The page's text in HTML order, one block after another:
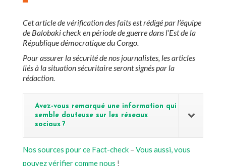
Cet article de vérification des faits est rédigé par l’équipe
de Balobaki check en période de guerre dans l’Est de la
République démocratique du Congo.
Pour assurer la sécurité de nos journalistes, les articles
liés à la situation sécuritaire seront signés par la
rédaction.
Avez-vous remarqué une information qui
semble douteuse sur les réseaux
sociaux ?
Nos sources pour ce Fact-check– Vous aussi, vous
pouvez vérifier comme nous !